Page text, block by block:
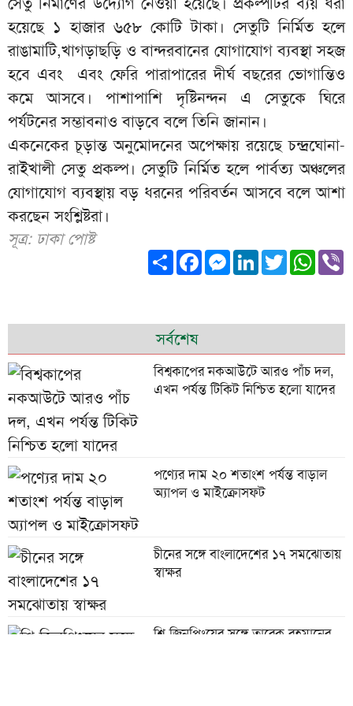
হয়েছে ১ হাজার ৬৫৮ কোটি টাকা। সেতুটি নির্মিত হলে
রাঙামাটি,খাগড়াছড়ি ও বান্দরবানের যোগাযোগ ব্যবস্থা সহজ
হবে এবং এবং ফেরি পারাপারের দীর্ঘ বছরের ভোগান্তিও
কমে আসবে। পাশাপাশি দৃষ্টিনন্দন এ সেতুকে ঘিরে
পর্যটনের সম্ভাবনাও বাড়বে বলে তিনি জানান।
‎‎একনেকের চূড়ান্ত অনুমোদনের অপেক্ষায় রয়েছে চন্দ্রঘোনা-
রাইখালী সেতু প্রকল্প। সেতুটি নির্মিত হলে পার্বত্য অঞ্চলের
যোগাযোগ ব্যবস্থায় বড় ধরনের পরিবর্তন আসবে বলে আশা
করছেন সংশ্লিষ্টরা।
সূত্র: ঢাকা পোষ্ট
ShareFacebook
Messenger
LinkedIn
Twitter
সর্বশেষ
বিশ্বকাপের নকআউটে আরও পাঁচ দল,
এখন পর্যন্ত টিকিট নিশ্চিত হলো যাদের
পণ্যের দাম ২০ শতাংশ পর্যন্ত বাড়াল
অ্যাপল ও মাইক্রোসফট
চীনের সঙ্গে বাংলাদেশের ১৭ সমঝোতায়
স্বাক্ষর
শি জিনপিংয়ের সঙ্গে তারেক রহমানের